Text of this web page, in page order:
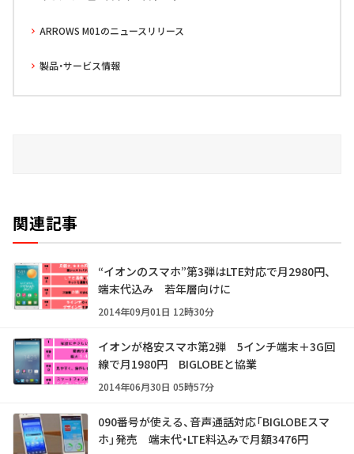
ARROWS M01のニュースリリース
製品・サービス情報
関連記事
“イオンのスマホ”第3弾はLTE対応で月2980円、
端末代込み 若年層向けに
2014年09月01日 12時30分
イオンが格安スマホ第2弾 5インチ端末＋3G回
線で月1980円 BIGLOBEと協業
2014年06月30日 05時57分
090番号が使える、音声通話対応「BIGLOBEスマ
ホ」発売 端末代・LTE料込みで月額3476円